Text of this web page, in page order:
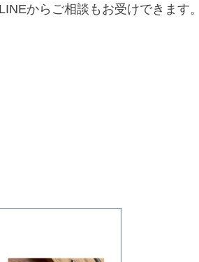
からご相談もお受けできます。